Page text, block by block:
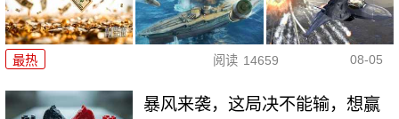
最热 阅读 14659 08-05
暴风来袭，这局决不能输，想赢